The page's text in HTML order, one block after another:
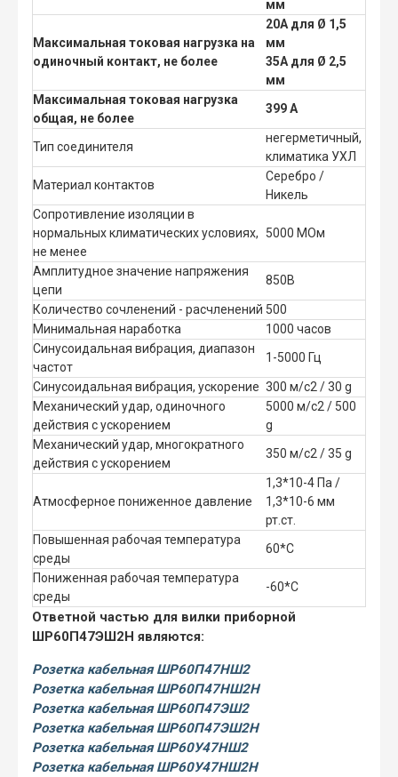
мм
Максимальная токовая нагрузка на
одиночный контакт, не более
20А для Ø 1,5
мм
35А для Ø 2,5
мм
Максимальная токовая нагрузка
общая, не более
399 А
Тип соединителя
негерметичный,
климатика УХЛ
Материал контактов
Серебро /
Никель
Сопротивление изоляции в
нормальных климатических условиях,
не менее
5000 МОм
Амплитудное значение напряжения
цепи
850В
Количество сочленений - расчленений 500
Минимальная наработка
1000 часов
Синусоидальная вибрация, диапазон
частот
1-5000 Гц
Синусоидальная вибрация, ускорение 300 м/с2 / 30 g
Механический удар, одиночного
действия с ускорением
5000 м/с2 / 500
g
Механический удар, многократного
действия с ускорением
350 м/с2 / 35 g
Атмосферное пониженное давление
1,3*10-4 Па /
1,3*10-6 мм
рт.ст.
Повышенная рабочая температура
среды
60*С
Пониженная рабочая температура
среды
-60*С
Ответной частью для вилки приборной
ШР60П47ЭШ2Н являются:
Розетка кабельная ШР60П47НШ2
Розетка кабельная ШР60П47НШ2Н
Розетка кабельная ШР60П47ЭШ2
Розетка кабельная ШР60П47ЭШ2Н
Розетка кабельная ШР60У47НШ2
Розетка кабельная ШР60У47НШ2Н